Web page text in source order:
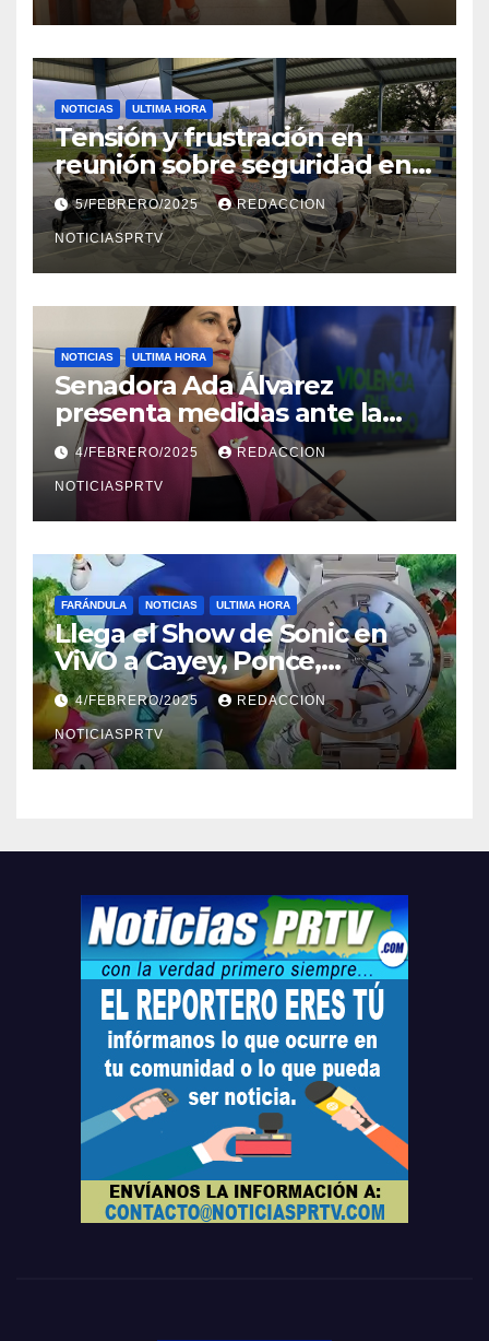
NOTICIAS ULTIMA HORA
Tensión y frustración en
reunión sobre seguridad en
Reparto Metropolitano
5/FEBRERO/2025 REDACCION
NOTICIASPRTV
NOTICIAS ULTIMA HORA
Senadora Ada Álvarez
presenta medidas ante la
violencia en el noviazgo
4/FEBRERO/2025 REDACCION
NOTICIASPRTV
FARÁNDULA NOTICIAS ULTIMA HORA
Llega el Show de Sonic en
ViVO a Cayey, Ponce,
Barceloneta y Humacao,
Relojes gratis para el que
compre ahora….
4/FEBRERO/2025 REDACCION
NOTICIASPRTV